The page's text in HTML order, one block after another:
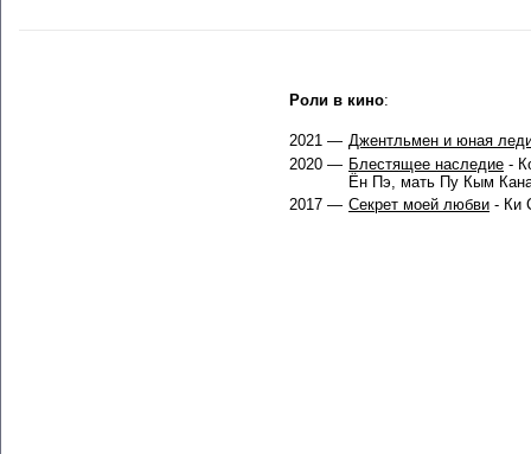
Роли в кино:
2021 — Джентльмен и юная
2020 — Блестящее наследие -
Ён Пэ, мать Пу Кым
2017 — Секрет моей любви - Ки